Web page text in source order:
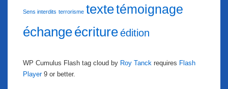
Sens interdits terrorisme textetémoignage
échangeécritureédition
WP Cumulus Flash tag cloud by Roy Tanck requires Flash
Player9 or better.